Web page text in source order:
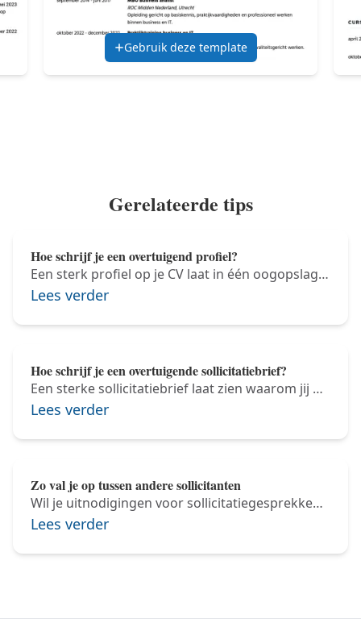
Gebruik deze template
Gerelateerde tips
Hoe schrijf je een overtuigend profiel?
Een sterk profiel op je CV laat in één oogopslag
zien wie je bent en wat je toevoegt.
Lees verder
Hoe schrijf je een overtuigende sollicitatiebrief?
Een sterke sollicitatiebrief laat zien waarom jij de
beste kandidaat bent. Met een persoonlijke en
Lees verder
Zo val je op tussen andere sollicitanten
Wil je uitnodigingen voor sollicitatiegesprekken
krijgen? Zorg dan dat jouw cv direct opvalt! In
Lees verder